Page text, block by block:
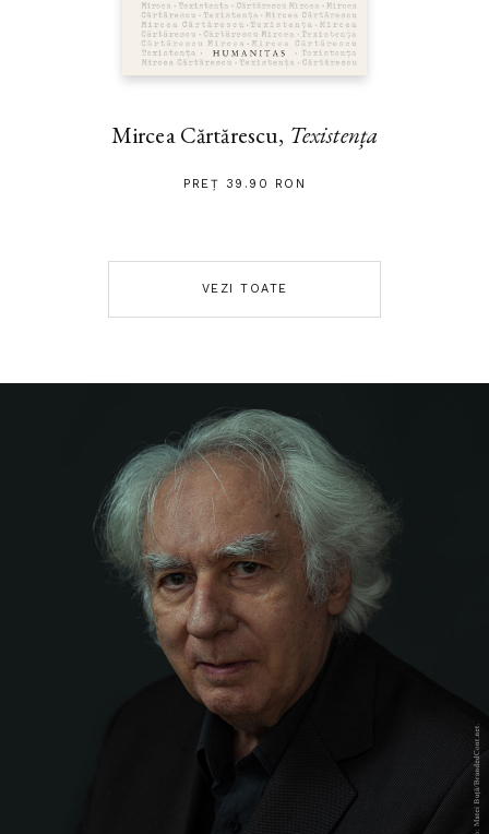
Mircea Cărtărescu, Texistența
PREȚ 39.90 RON
VEZI TOATE